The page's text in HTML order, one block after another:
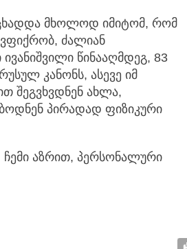
მხოლოდ იმიტომ, რომ
ძალიან
წინააღმდეგ, 83
კანონს, ასევე იმ
შეგვხვდნენ ახლა,
პირადად ფიზიკური
აზრით, პერსონალური